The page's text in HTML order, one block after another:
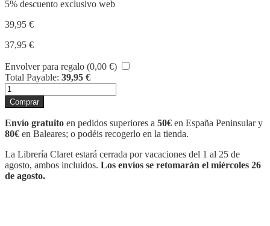
5% descuento exclusivo web
39,95 €
37,95 €
Envolver para regalo (0,00 €)
Total Payable: 39,95 €
L'ELMER.
RECOPILATORI
DE
CONTES
-
CONTES
COMPLETS
cantidad
Comprar
Envío gratuito en pedidos superiores a 50€ en España Peninsular y
80€ en Baleares; o podéis recogerlo en la tienda.
La Librería Claret estará cerrada por vacaciones del 1 al 25 de
agosto, ambos incluidos. Los envíos se retomarán el miércoles 26
de agosto.